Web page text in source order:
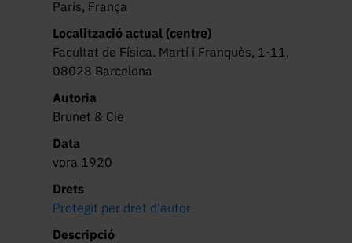
París, França
Localització actual (centre)
Facultat de Física. Martí i Franquès, 1-11,
08028 Barcelona
Autoria
Brunet & Cie
Data
vora 1920
Drets
Protegit per dret d'autor
Descripció